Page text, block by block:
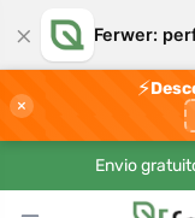
× Ferwer:
×
⚡
Envio